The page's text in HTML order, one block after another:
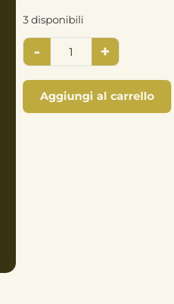
3 disponibili
- +
Aggiungi al carrello